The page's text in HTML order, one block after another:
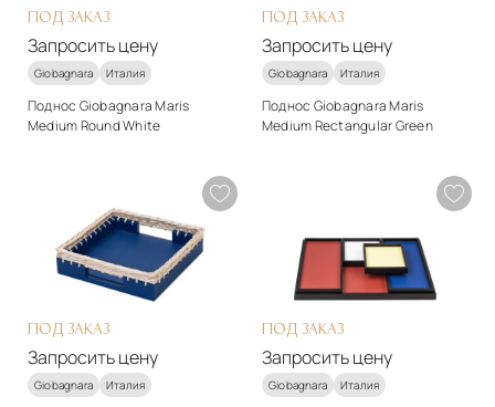
ПОД ЗАКАЗ
Запросить цену
Giobagnara Италия
Поднос Giobagnara Maris
Medium Round White
Металл
Подробнее
Запросить цену
ПОД ЗАКАЗ
Запросить цену
Giobagnara Италия
Поднос Giobagnara Maris
Medium Rectangular Green
Подробнее
Запросить цену
ПОД ЗАКАЗ
Запросить цену
Giobagnara Италия
ПОД ЗАКАЗ
Запросить цену
Giobagnara Италия